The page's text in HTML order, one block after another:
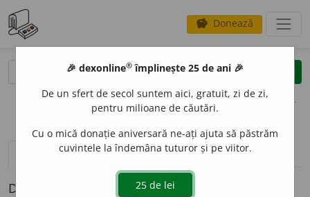
savings Donează
clear
opțiuni
definiții (1) pronunțievolume_up (50)
Definiția cu ID-ul 1147327:
🎉 dexonline® împlinește 25 de ani 🎉
De un sfert de secol suntem aici, gratuit, zi de zi,
pentru milioane de căutări.
Cu o mică donație aniversară ne-ați ajuta să păstrăm
cuvintele la îndemâna tuturor și pe viitor.